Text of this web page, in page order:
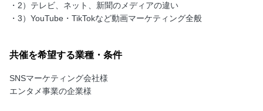
・2）テレビ、ネット、新聞のメディアの違い
・3）YouTube・TikTokなど動画マーケティング全般
共催を希望する業種・条件
SNSマーケティング会社様
エンタメ事業の企業様